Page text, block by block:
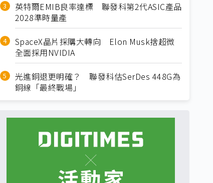
英特爾EMIB良率達標 聯發科第2代ASIC產品
2028準時量產
SpaceX晶片採購大轉向 Elon Musk捨超微
全面採用NVIDIA
光進銅退更明確？ 聯發科估SerDes 448G為
銅線「最終戰場」